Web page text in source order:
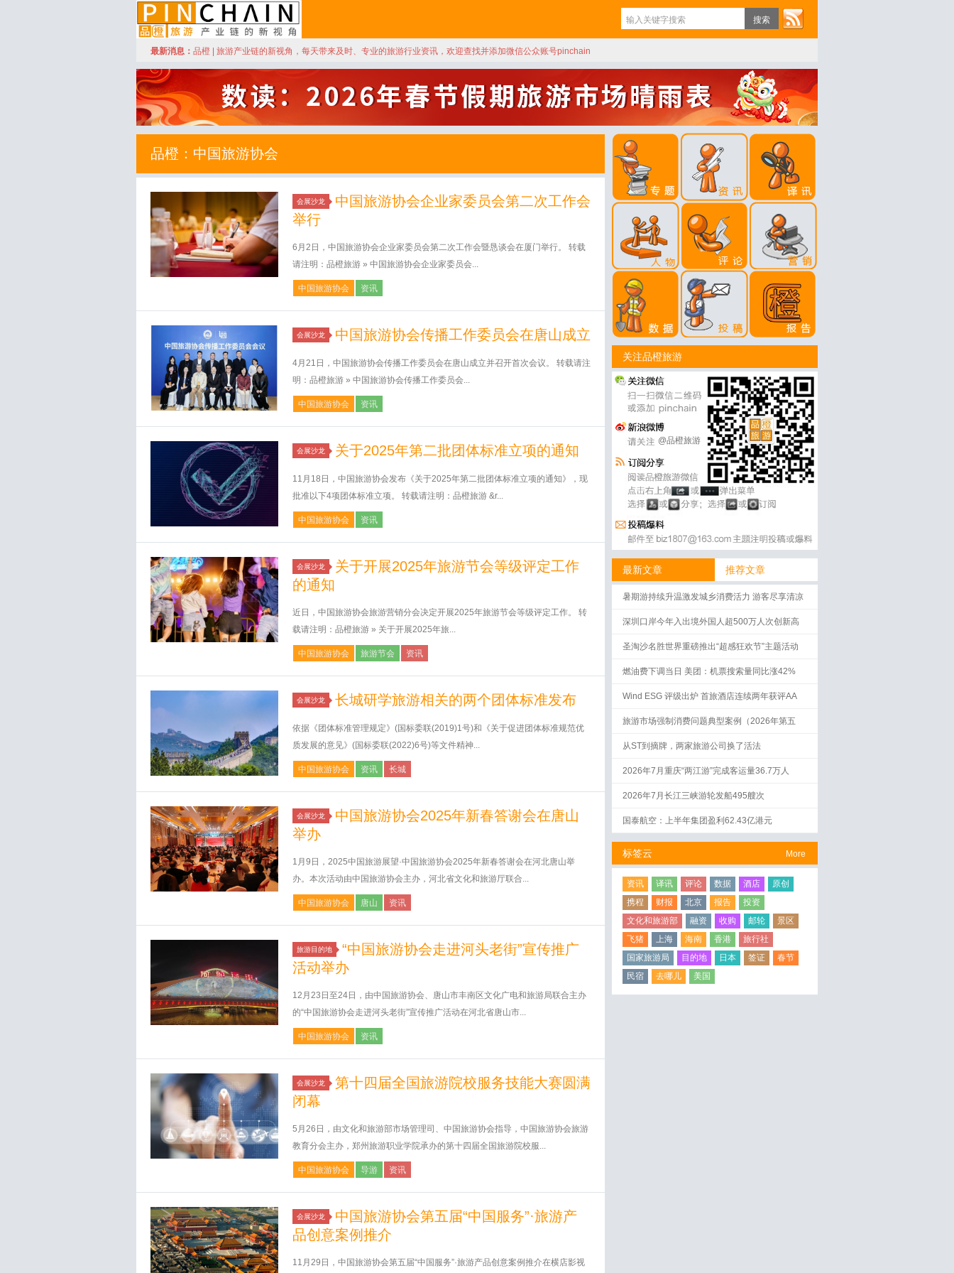
品橙旅游
最新消息： 品橙 | 旅游产业链的新视角，每天带来及时、专业的旅游行业资讯，欢迎查找并添加微信公众账号pinchain
品橙：中国旅游协会
会展沙龙
中国旅游协会企业家委员会第二次工作会
举行
6月2日，中国旅游协会企业家委员会第二次工作会暨恳谈会在厦门举行。 转载
请注明：品橙旅游 » 中国旅游协会企业家委员会...
中国旅游协会 资讯
会展沙龙 中国旅游协会传播工作委员会在唐山成立
4月21日，中国旅游协会传播工作委员会在唐山成立并召开首次会议。 转载请注
明：品橙旅游 » 中国旅游协会传播工作委员会...
中国旅游协会 资讯
会展沙龙 关于2025年第二批团体标准立项的通知
11月18日，中国旅游协会发布《关于2025年第二批团体标准立项的通知》，现
批准以下4项团体标准立项。 转载请注明：品橙旅游 &r...
中国旅游协会 资讯
会展沙龙
关于开展2025年旅游节会等级评定工作
的通知
近日，中国旅游协会旅游营销分会决定开展2025年旅游节会等级评定工作。 转
载请注明：品橙旅游 » 关于开展2025年旅...
中国旅游协会 旅游节会 资讯
会展沙龙 长城研学旅游相关的两个团体标准发布
依据《团体标准管理规定》(国标委联(2019)1号)和《关于促进团体标准规范优
质发展的意见》(国标委联(2022)6号)等文件精神...
中国旅游协会 资讯 长城
会展沙龙
中国旅游协会2025年新春答谢会在唐山
举办
1月9日，2025中国旅游展望·中国旅游协会2025年新春答谢会在河北唐山举
办。本次活动由中国旅游协会主办，河北省文化和旅游厅联合...
中国旅游协会 唐山 资讯
旅游目的地
“中国旅游协会走进河头老街”宣传推广
活动举办
12月23日至24日，由中国旅游协会、唐山市丰南区文化广电和旅游局联合主办
的“中国旅游协会走进河头老街”宣传推广活动在河北省唐山市...
中国旅游协会 资讯
会展沙龙
第十四届全国旅游院校服务技能大赛圆满
闭幕
5月26日，由文化和旅游部市场管理司、中国旅游协会指导，中国旅游协会旅游
教育分会主办，郑州旅游职业学院承办的第十四届全国旅游院校服...
中国旅游协会 导游 资讯
会展沙龙
中国旅游协会第五届“中国服务”·旅游产
品创意案例推介
11月29日，中国旅游协会第五届“中国服务”·旅游产品创意案例推介在横店影视
关注品橙旅游
@品橙旅游
最新文章 推荐文章
暑期游持续升温激发城乡消费活力 游客尽享清凉
深圳口岸今年入出境外国人超500万人次创新高
圣淘沙名胜世界重磅推出“超感狂欢节”主题活动
燃油费下调当日 美团：机票搜索量同比涨42%
Wind ESG 评级出炉 首旅酒店连续两年获评AA
旅游市场强制消费问题典型案例（2026年第五
从ST到摘牌，两家旅游公司换了活法
2026年7月重庆“两江游”完成客运量36.7万人
2026年7月长江三峡游轮发船495艘次
国泰航空：上半年集团盈利62.43亿港元
More
标签云
资讯 译讯 评论 数据 酒店
原创
携程
财报 北京 报告
投资
文化和旅游部
融资 收购 邮轮
景区
飞猪
上海 海南 香港
旅行社
国家旅游局
目的地 日本 签证
春节
民宿
去哪儿 美国